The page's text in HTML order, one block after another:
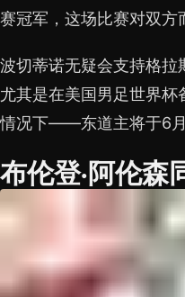
赛冠军，这场比赛对双方
波切蒂诺无疑会支持格拉
尤其是在美国男足世界
情况下——东道主将于6月
布伦登·阿伦森